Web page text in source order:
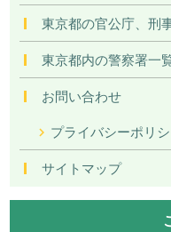
東京都の官公庁、刑
東京都内の警察署一
お問い合わせ
プライバシーポリ
サイトマップ